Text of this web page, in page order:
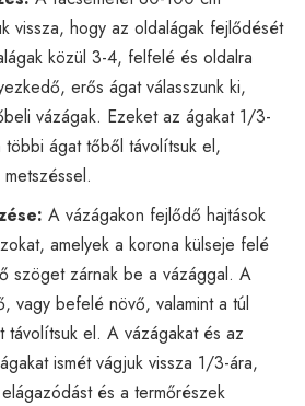
vissza, hogy az oldalágak fejlődését
közül 3-4, felfelé és oldalra
erős ágat válasszunk ki,
vázágak. Ezeket az ágakat 1/3-
többi ágat tőből távolítsuk el,
A vázágakon fejlődő hajtások
amelyek a korona külseje felé
szöget zárnak be a vázággal. A
vagy befelé növő, valamint a túl
távolítsuk el. A vázágakat és az
ismét vágjuk vissza 1/3-ára,
és a termőrészek